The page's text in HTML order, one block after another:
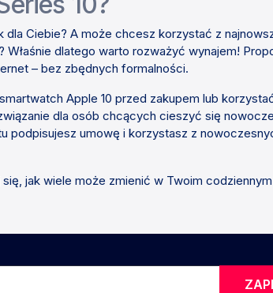
Ciebie? A może chcesz korzystać z
dlatego warto rozważyć wynajem!
– bez zbędnych formalności.
Apple 10 przed zakupem lub
dla osób chcących cieszyć się
podpisujesz umowę i korzystasz z
jak wiele może zmienić w Twoim